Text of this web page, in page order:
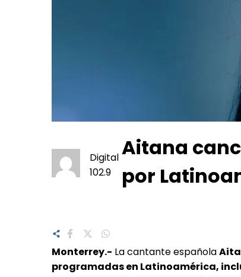
Digital
102.9
Aitana
por
Monterrey.- La cantante española
programadas en Latinoamérica,